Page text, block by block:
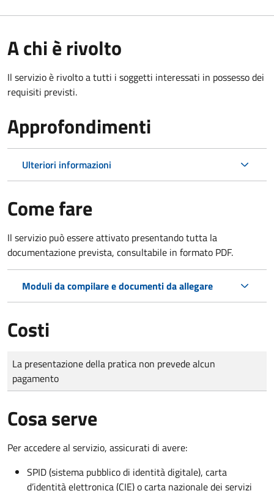
A chi è rivolto
Il servizio è rivolto a tutti i soggetti interessati in possesso dei
requisiti previsti.
Approfondimenti
Ulteriori informazioni
Come fare
Il servizio può essere attivato presentando tutta la
documentazione prevista, consultabile in formato PDF.
Moduli da compilare e documenti da allegare
Costi
Tipo di pagamento
Importo
La presentazione della pratica non prevede alcun
pagamento
Cosa serve
Per accedere al servizio, assicurati di avere:
SPID (sistema pubblico di identità digitale), carta
d’identità elettronica (CIE) o carta nazionale dei servizi